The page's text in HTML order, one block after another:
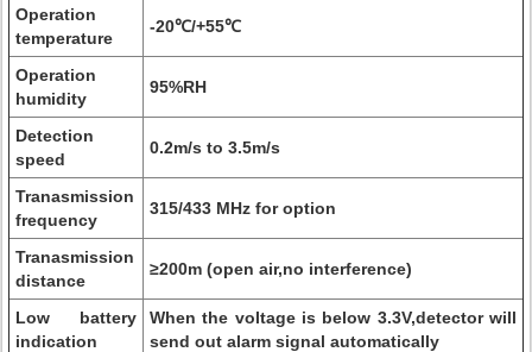
Operation
temperature
-20℃/+55℃
Operation
humidity
95%RH
Detection
speed
0.2m/s to 3.5m/s
Tranasmission
frequency
315/433 MHz for option
Tranasmission
distance
≥200m (open air,no interference)
Low battery
indication
When the voltage is below 3.3V,detector will
send out alarm signal automatically